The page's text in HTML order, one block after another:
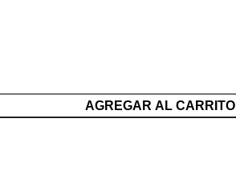
AGREGAR AL CARRITO